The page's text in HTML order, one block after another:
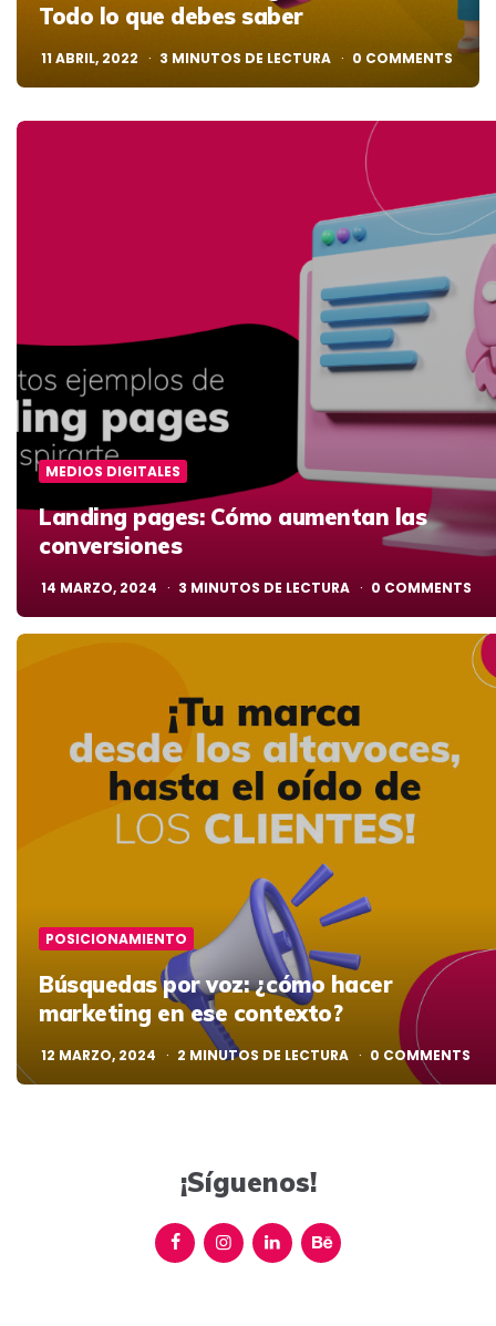
Todo lo que debes saber
11 ABRIL, 2022 3 MINUTOS DE LECTURA 0 COMMENTS
MEDIOS DIGITALES
Landing pages: Cómo aumentan las
conversiones
14 MARZO, 2024 3 MINUTOS DE LECTURA 0 COMMENTS
POSICIONAMIENTO
Búsquedas por voz: ¿cómo hacer
marketing en ese contexto?
12 MARZO, 2024 2 MINUTOS DE LECTURA 0 COMMENTS
¡Síguenos!